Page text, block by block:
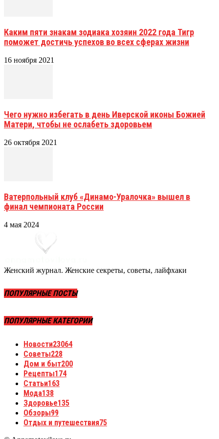
Каким пяти знакам зодиака хозяин 2022 года Тигр
поможет достичь успехов во всех сферах жизни
16 ноября 2021
Чего нужно избегать в день Иверской иконы Божией
Матери, чтобы не ослабеть здоровьем
26 октября 2021
Ватерпольный клуб «Динамо-Уралочка» вышел в
финал чемпионата России
4 мая 2024
Женский журнал. Женские секреты, советы, лайфхаки
ПОПУЛЯРНЫЕ ПОСТЫ
ПОПУЛЯРНЫЕ КАТЕГОРИИ
Новости23064
Советы228
Дом и быт200
Рецепты174
Статьи163
Мода138
Здоровье135
Обзоры99
Отдых и путешествия75